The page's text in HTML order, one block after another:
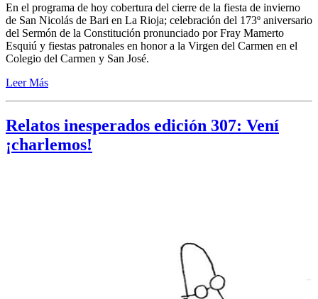
En el programa de hoy cobertura del cierre de la fiesta de invierno
de San Nicolás de Bari en La Rioja; celebración del 173º aniversario
del Sermón de la Constitución pronunciado por Fray Mamerto
Esquiú y fiestas patronales en honor a la Virgen del Carmen en el
Colegio del Carmen y San José.
Leer Más
Relatos inesperados edición 307: Vení
¡charlemos!